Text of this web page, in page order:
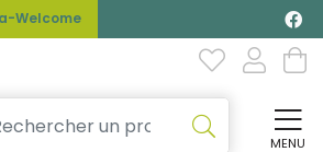
Welcome
MENU